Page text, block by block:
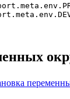
meta . env .
meta . env .